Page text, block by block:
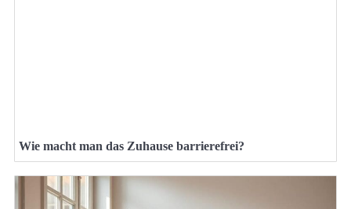
Wie macht man das Zuhause barrierefrei?